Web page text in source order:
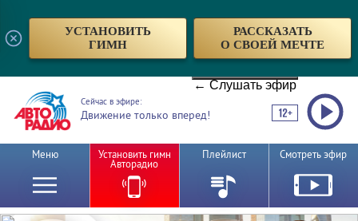
УСТАНОВИТЬ
ГИМН
РАССКАЗАТЬ
О СВОЕЙ МЕЧТЕ
← Слушать эфир
Сейчас в эфире:
Движение только вперед!
Меню Установить гимн
Авторадио
Плейлист Смотреть эфир